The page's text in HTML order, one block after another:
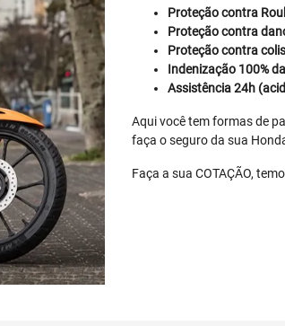
Proteção contra
Proteção contra
Proteção contra
Indenização 100%
Assistência 24h
Aqui você tem formas de
faça o seguro da sua
Faça a sua COTAÇÃO,